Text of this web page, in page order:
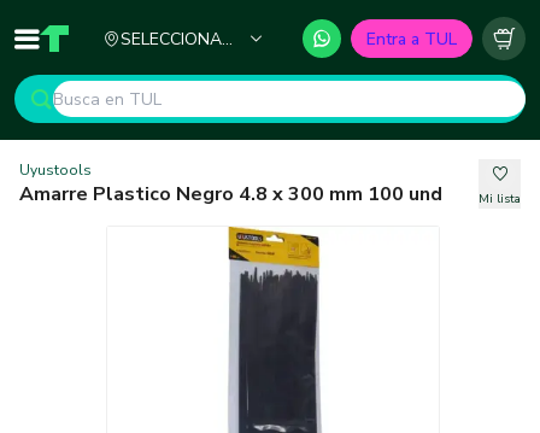
Inicio TUL - Tu Marketplace de Construcción
SELECCIONA
Entra a TUL
Uyustools
Amarre Plastico Negro 4.8 x 300 mm 100 und Mi lista